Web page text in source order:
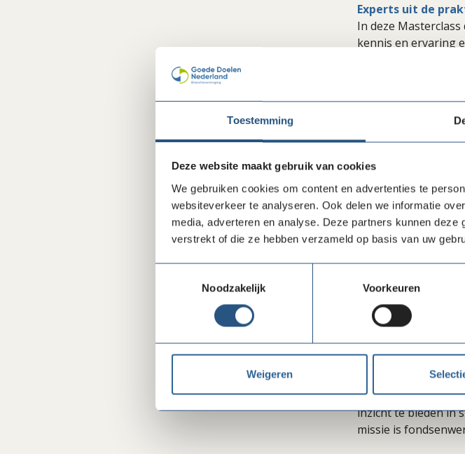
Toestemming
Deze website maakt gebruik van cookies
We gebruiken cookies om content en advertenties te
websiteverkeer te analyseren. Ook delen we informatie
media, adverteren en analyse. Deze partners kunnen
verstrekt of die ze hebben verzameld op basis van uw
Noodzakelijk
Voorkeuren
Weigeren
Experts uit de
In deze
kennis en ervaring
Liesbeth
sinds 2009. Met
de Rabobank ,
ondernemende
hun middelen
projectkeuze,
inspireren om te
vaktrainingscentra
bestuurslid bij
projectselectie en
Isabella van der
Isabella van der
relatiemanager
breidt ze
graag andere
inzicht te bieden in
missie is